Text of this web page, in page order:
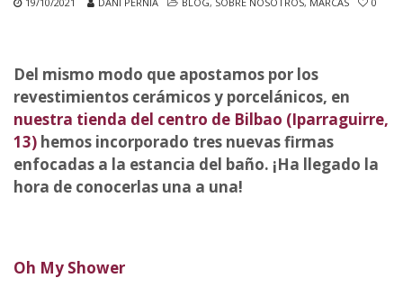
Del mismo modo que apostamos por los
revestimientos cerámicos y porcelánicos, en
nuestra tienda del centro de Bilbao (Iparraguirre,
13) hemos incorporado tres nuevas firmas
enfocadas a la estancia del baño. ¡Ha llegado la
hora de conocerlas una a una!
Oh My Shower